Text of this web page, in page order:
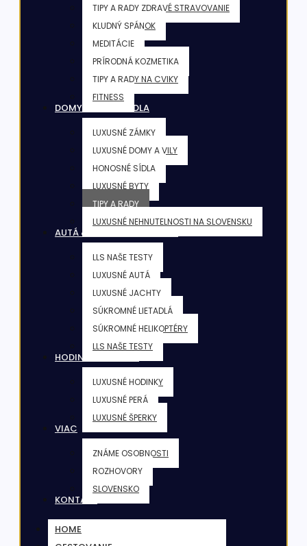
TIPY A RADY ZDRAVÉ STRAVOVANIE
KLUDNÝ SPÁNOK
MEDITÁCIE
PRÍRODNÁ KOZMETIKA
TIPY A RADY NA CVIKY
FITNESS
DOMY & VILY & SÍDLA
LUXUSNÉ ZÁMKY
LUXUSNÉ DOMY A VILY
HONOSNÉ SÍDLA
LUXUSNÉ BYTY
TIPY A RADY
LUXUSNÉ NEHNUTELNOSTI NA SLOVENSKU
AUTÁ & JACHTY & LIETADLÁ
LLS NAŠE TESTY
LUXUSNÉ AUTÁ
LUXUSNÉ JACHTY
SÚKROMNÉ LIETADLÁ
SÚKROMNÉ HELIKOPTÉRY
LLS NAŠE TESTY
HODINKY & ŠPERKY
LUXUSNÉ HODINKY
LUXUSNÉ PERÁ
LUXUSNÉ ŠPERKY
VIAC
ZNÁME OSOBNOSTI
ROZHOVORY
SLOVENSKO
KONTAKT
HOME